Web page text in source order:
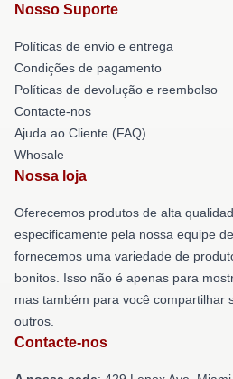
Nosso Suporte
Políticas de envio e entrega
Condições de pagamento
Políticas de devolução e reembolso
Contacte-nos
Ajuda ao Cliente (FAQ)
Whosale
Nossa loja
Oferecemos produtos de alta
especificamente pela nossa equipe
fornecemos uma variedade de
bonitos. Isso não é apenas para
mas também para você compartilhar
outros.
Contacte-nos